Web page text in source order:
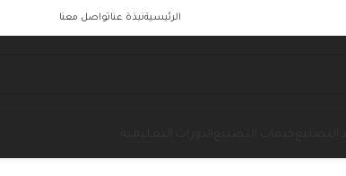
الرئيسيةنبذة عناتواصل معنا